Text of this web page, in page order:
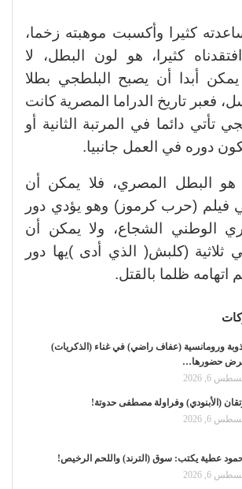
كثيرا وأكسبت موهبته زخما،
كثيرا، هو لون البطل، لا
يمكن أبدا أن يصبح البلطجي بطلا
فعبر تاريخ الدراما المصرية كانت
تأتي دائما في المرتبة الثانية أو
يكون دوره في العمل جانبيا.
هو البطل المصري، فلا يمكن أن
فيلم (حرب كرموز) وهو يؤدي دور
الوطني الشجاع، ولا يمكن أن
(كلبش( الذي أدى )يها دور
اتهامه ظلما بالقتل.
ورومانسية (عفاف راضي) في غناء (الذكريات)
حضورها…
6, 2026
(الأبنودي) وفراولة مصطفى حدوتة!
6, 2026
عطية يكتب: سوق (الترند) واللحم الرخيص!
6, 2026